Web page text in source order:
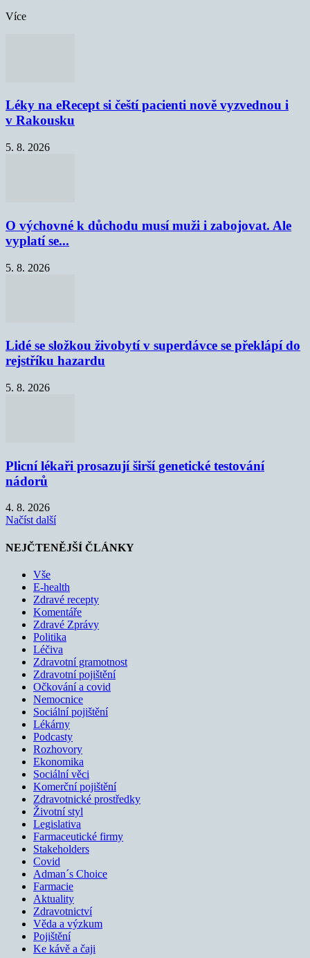
Více
Léky na eRecept si čeští pacienti nově vyzvednou i
v Rakousku
5. 8. 2026
O výchovné k důchodu musí muži i zabojovat. Ale
vyplatí se...
5. 8. 2026
Lidé se složkou živobytí v superdávce se překlápí do
rejstříku hazardu
5. 8. 2026
Plicní lékaři prosazují širší genetické testování
nádorů
4. 8. 2026
Načíst další
NEJČTENĚJŠÍ ČLÁNKY
Vše
E-health
Zdravé recepty
Komentáře
Zdravé Zprávy
Politika
Léčiva
Zdravotní gramotnost
Zdravotní pojištění
Očkování a covid
Nemocnice
Sociální pojištění
Lékárny
Podcasty
Rozhovory
Ekonomika
Sociální věci
Komerční pojištění
Zdravotnické prostředky
Životní styl
Legislativa
Farmaceutické firmy
Stakeholders
Covid
Adman´s Choice
Farmacie
Aktuality
Zdravotnictví
Věda a výzkum
Pojištění
Ke kávě a čaji